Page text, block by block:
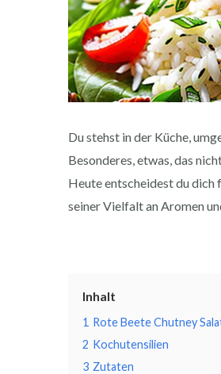
Du stehst in der Küche,
Besonderes, etwas, das
Heute entscheidest du dich
seiner Vielfalt an Aromen
Inhalt
1 Rote Beete Chutney
2 Kochutensilien
3 Zutaten